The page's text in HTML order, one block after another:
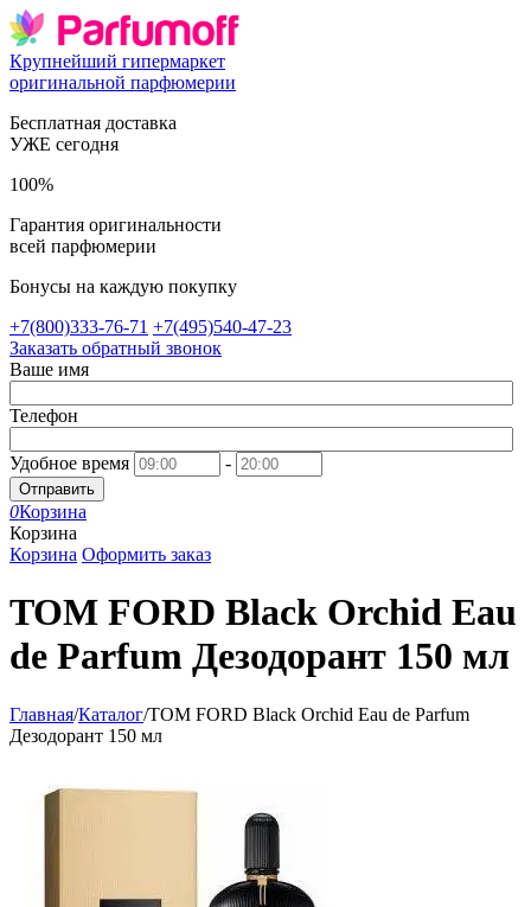
Крупнейший гипермаркет
оригинальной парфюмерии
Бесплатная доставка
УЖЕ сегодня
100%
Гарантия оригинальности
всей парфюмерии
Бонусы на каждую покупку
+7(800)333-76-71 +7(495)540-47-23
Заказать обратный звонок
Ваше имя
Телефон
Удобное время -
Отправить
0Корзина
Корзина
Корзина Оформить заказ
TOM FORD Black Orchid Eau
de Parfum Дезодорант 150 мл
Главная/Каталог/TOM FORD Black Orchid Eau de Parfum
Дезодорант 150 мл